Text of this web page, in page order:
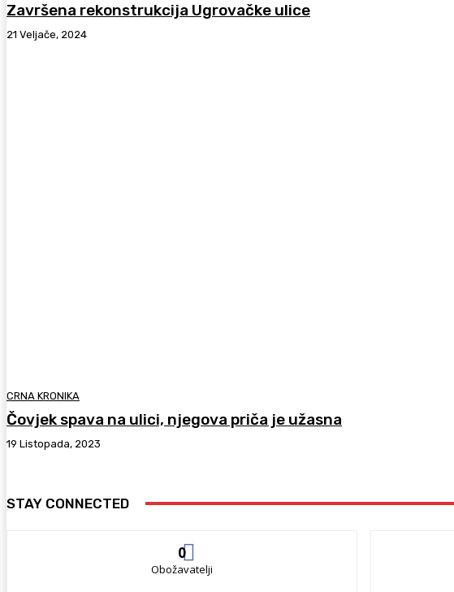
Završena rekonstrukcija Ugrovačke ulice
21 Veljače, 2024
CRNA KRONIKA
Čovjek spava na ulici, njegova priča je užasna
19 Listopada, 2023
STAY CONNECTED
0
Obožavatelji